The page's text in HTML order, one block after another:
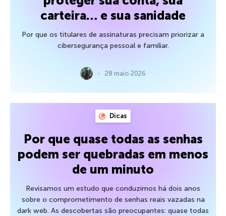
carteira… e sua sanidade
Por que os titulares de assinaturas precisam priorizar a
cibersegurança pessoal e familiar.
28 maio 2026
Dicas
Por que quase todas as senhas
podem ser quebradas em menos
de um minuto
Revisamos um estudo que conduzimos há dois anos
sobre o comprometimento de senhas reais vazadas na
dark web. As descobertas são preocupantes: quase todas